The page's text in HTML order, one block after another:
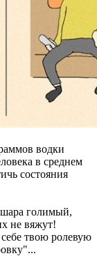
водки
в среднем
состояния
голимый,
не вяжут!
твою ролевую